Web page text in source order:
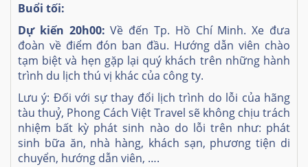
Buổi tối:
Dự kiến 20h00:Về đến Tp. Hồ Chí Minh. Xe đưa
đoàn về điểm đón ban đầu. Hướng dẫn viên chào
tạm biệt và hẹn gặp lại quý khách trên những hành
trình du lịch thú vị khác của công ty.
Lưu ý: Đối với sự thay đổi lịch trình do lỗi của hãng
tàu thuỷ, Phong Cách Việt Travel sẽ không chịu trách
nhiệm bất kỳ phát sinh nào do lỗi trên như: phát
sinh bữa ăn, nhà hàng, khách sạn, phương tiện di
chuyển, hướng dẫn viên, ….